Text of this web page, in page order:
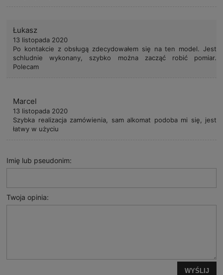
Łukasz
13 listopada 2020
Po kontakcie z obsługą zdecydowałem się na ten model. Jest
schludnie wykonany, szybko można zacząć robić pomiar.
Polecam
Marcel
13 listopada 2020
Szybka realizacja zamówienia, sam alkomat podoba mi się, jest
łatwy w użyciu
Imię lub pseudonim:
Twoja opinia:
WYŚLIJ